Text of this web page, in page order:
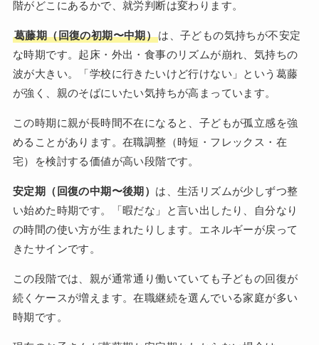
階がどこにあるかで、就労判断は変わります。
葛藤期（回復の初期〜中期）は、子どもの気持ちが不安定
な時期です。起床・外出・食事のリズムが崩れ、気持ちの
波が大きい。「学校に行きたいけど行けない」という葛藤
が強く、親のそばにいたい気持ちが高まっています。
この時期に親が長時間不在になると、子どもが孤立感を強
めることがあります。在職調整（時短・フレックス・在
宅）を検討する価値が高い段階です。
安定期（回復の中期〜後期） は、生活リズムが少しずつ整
い始めた時期です。「暇だな」と言い出したり、自分なり
の時間の使い方が生まれたりします。エネルギーが戻って
きたサインです。
この段階では、親が通常通り働いていても子どもの回復が
続くケースが増えます。在職継続を選んでいる家庭が多い
時期です。